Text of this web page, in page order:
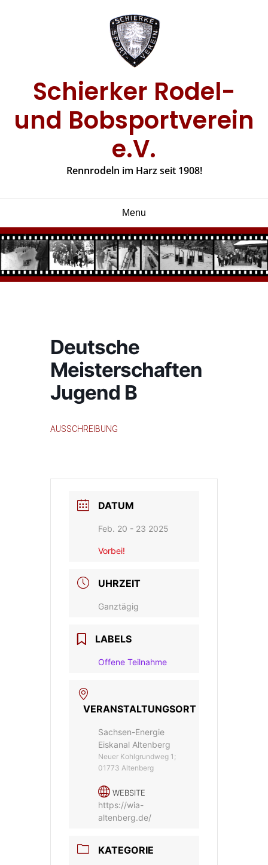
Schierker Rodel-
und Bobsportverein
e.V.
Rennrodeln im Harz seit 1908!
Menu
Deutsche
Meisterschaften
Jugend B
AUSSCHREIBUNG
DATUM
Feb. 20 - 23 2025
Vorbei!
UHRZEIT
Ganztägig
LABELS
Offene Teilnahme
VERANSTALTUNGSORT
Sachsen-Energie
Eiskanal Altenberg
Neuer Kohlgrundweg 1;
01773 Altenberg
WEBSITE
https://wia-
altenberg.de/
KATEGORIE